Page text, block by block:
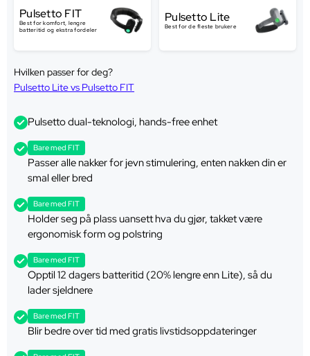
Pulsetto FIT
Best for komfort, lengre
batteritid og ekstra fordeler
Pulsetto Lite
Best for de fleste brukere
Hvilken passer for deg?
Pulsetto Lite vs Pulsetto FIT
Pulsetto dual-teknologi, hands-free enhet
Bare med FIT
Passer alle nakker for jevn stimulering, enten nakken din er
smal eller bred
Bare med FIT
Holder seg på plass uansett hva du gjør, takket være
ergonomisk form og polstring
Bare med FIT
Opptil 12 dagers batteritid (20% lengre enn Lite), så du
lader sjeldnere
Bare med FIT
Blir bedre over tid med gratis livstidsoppdateringer